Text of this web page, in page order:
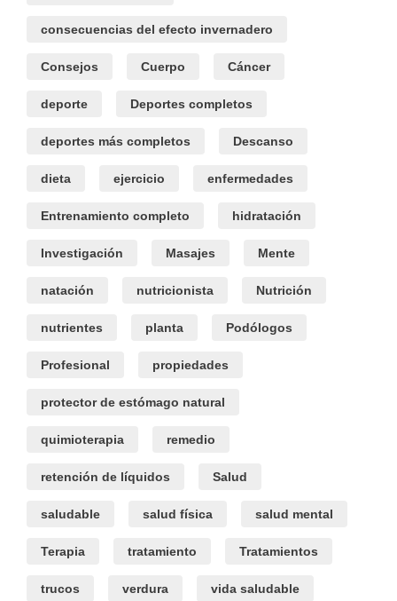
consecuencias del efecto invernadero
Consejos Cuerpo Cáncer
deporte Deportes completos
deportes más completos Descanso
dieta ejercicio enfermedades
Entrenamiento completo hidratación
Investigación Masajes Mente
natación nutricionista Nutrición
nutrientes planta Podólogos
Profesional propiedades
protector de estómago natural
quimioterapia remedio
retención de líquidos Salud
saludable salud física salud mental
Terapia tratamiento Tratamientos
trucos verdura vida saludable